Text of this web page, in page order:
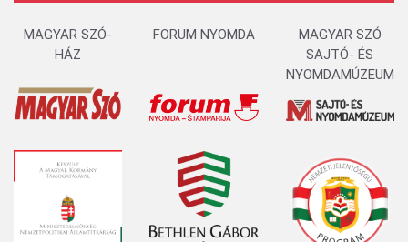
MAGYAR SZÓ-
HÁZ
FORUM NYOMDA
MAGYAR SZÓ
SAJTÓ- ÉS
NYOMDAMÚZEUM